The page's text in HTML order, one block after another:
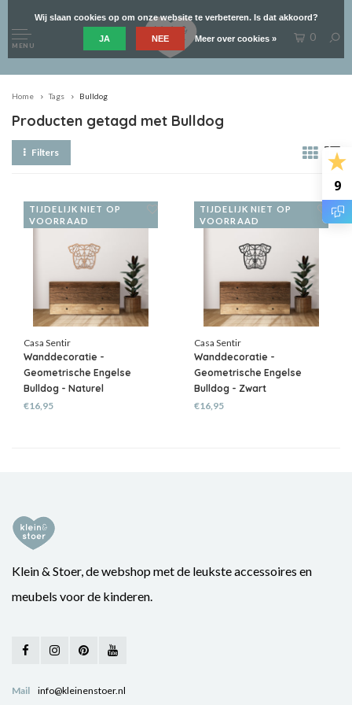
9
MENU
0
Home Tags Bulldog
Producten getagd met Bulldog
Filters
TIJDELIJK NIET OP
VOORRAAD
Casa Sentir
Wanddecoratie -
Geometrische Engelse
Bulldog - Naturel
€16,95
TIJDELIJK NIET OP
VOORRAAD
Casa Sentir
Wanddecoratie -
Geometrische Engelse
Bulldog - Zwart
€16,95
Klein & Stoer, de webshop met de leukste accessoires en
meubels voor de kinderen.
Mail info@kleinenstoer.nl
Wij slaan cookies op om onze website te verbeteren. Is dat akkoord?
JA NEE Meer over cookies »